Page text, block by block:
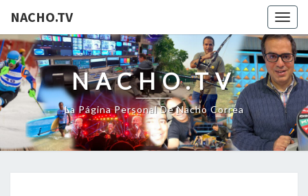
NACHO.TV
NACHO.TV
La Página Personal De Nacho Correa